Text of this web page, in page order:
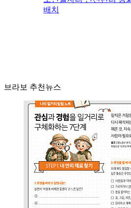
배치
브라보 추천뉴스